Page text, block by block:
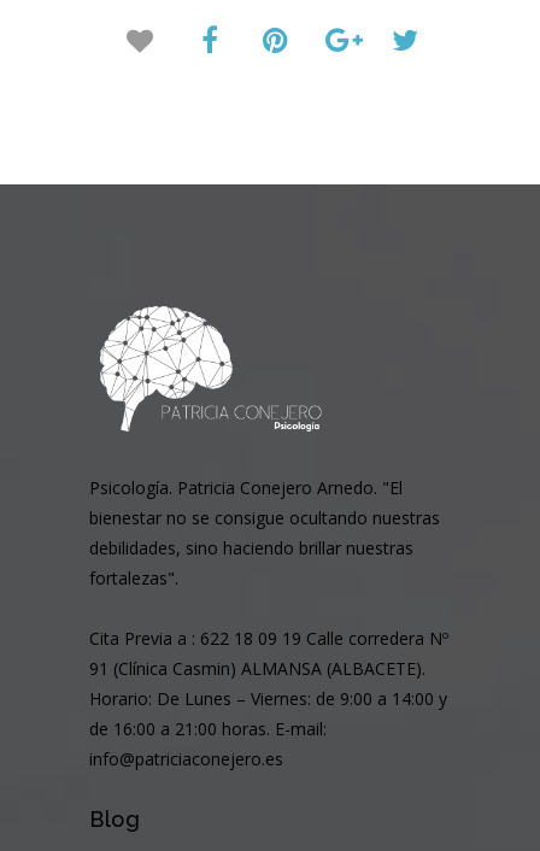
Psicología. Patricia Conejero Arnedo. "El
bienestar no se consigue ocultando nuestras
debilidades, sino haciendo brillar nuestras
fortalezas".
Cita Previa a : 622 18 09 19 Calle corredera Nº
91 (Clínica Casmin) ALMANSA (ALBACETE).
Horario: De Lunes – Viernes: de 9:00 a 14:00 y
de 16:00 a 21:00 horas. E-mail:
info@patriciaconejero.es
Blog